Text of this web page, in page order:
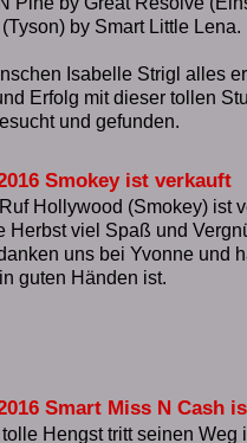
by Smart Little Lena.
Isabelle Strigl alles
Erfolg mit dieser tollen
und gefunden.
Smokey ist verkauft
Hollywood (Smokey) ist
Herbst viel Spaß und
uns bei Yvonne und
guten Händen ist.
Smart Miss N Cash
Hengst tritt seinen